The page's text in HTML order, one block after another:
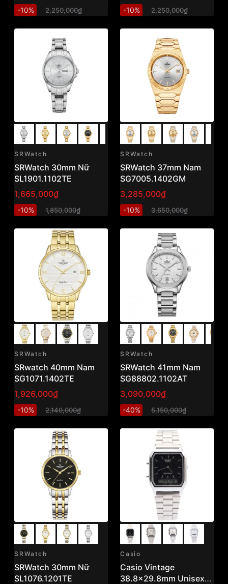
-10% 2,250,000₫ -10% 2,250,000₫
SRWatch
SRWatch 30mm Nữ
SL1901.1102TE
1,665,000₫
-10% 1,850,000₫
SRWatch
SRWatch 37mm Nam
SG7005.1402GM
3,285,000₫
-10% 3,650,000₫
SRWatch
SRwatch 40mm Nam
SG1071.1402TE
1,926,000₫
-10% 2,140,000₫
SRWatch
SRWatch 41mm Nam
SG88802.1102AT
3,090,000₫
-40% 5,150,000₫
SRWatch
SRWatch 30mm Nữ
SL1076.1201TE
Casio
Casio Vintage
38.8x29.8mm Unisex